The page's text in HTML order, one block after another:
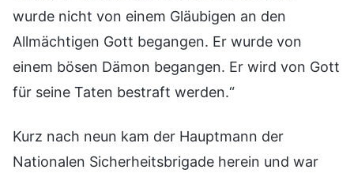
wurde nicht von einem Gläubigen an den
Allmächtigen Gott begangen. Er wurde von
einem bösen Dämon begangen. Er wird von Gott
für seine Taten bestraft werden.“
Kurz nach neun kam der Hauptmann der
Nationalen Sicherheitsbrigade herein und war